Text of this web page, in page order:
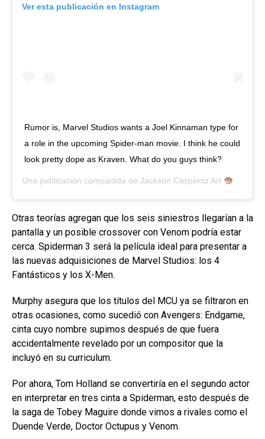
Ver esta publicación en Instagram
Rumor is, Marvel Studios wants a Joel Kinnaman type for
a role in the upcoming Spider-man movie. I think he could
look pretty dope as Kraven. What do you guys think?
Una publicación compartida de Jackson Caspersz Art
Otras teorías agregan que los seis siniestros llegarían a la
pantalla y un posible crossover con Venom podría estar
cerca. Spiderman 3 será la película ideal para presentar a
las nuevas adquisiciones de Marvel Studios: los 4
Fantásticos y los X-Men.
Murphy asegura que los títulos del MCU ya se filtraron en
otras ocasiones, como sucedió con Avengers: Endgame,
cinta cuyo nombre supimos después de que fuera
accidentalmente revelado por un compositor que la
incluyó en su curriculum.
Por ahora, Tom Holland se convertiría en el segundo actor
en interpretar en tres cinta a Spiderman, esto después de
la saga de Tobey Maguire donde vimos a rivales como el
Duende Verde, Doctor Octupus y Venom.